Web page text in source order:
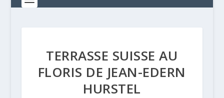
TERRASSE SUISSE AU
FLORIS DE JEAN-EDERN
HURSTEL